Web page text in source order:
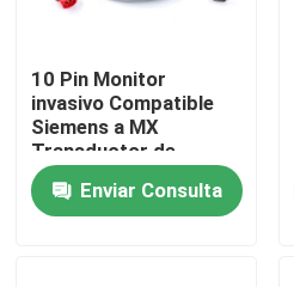
El cable del sensor Spo2
Sensor disponible SPO2
10 Pin Monitor
invasivo Compatible
Siemens a MX
Transductor de
presión arterial IBP
Enviar Consulta